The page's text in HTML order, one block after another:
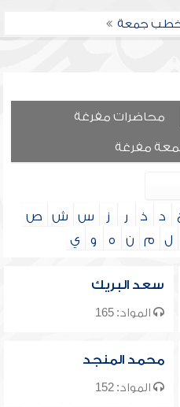
جمعة
محاضرات مفرغة
مفرغة
د ذ ر ز س ش
ص
ل م ن ه و ي
سعد البريك
المواد: 165
محمد المنجد
المواد: 152